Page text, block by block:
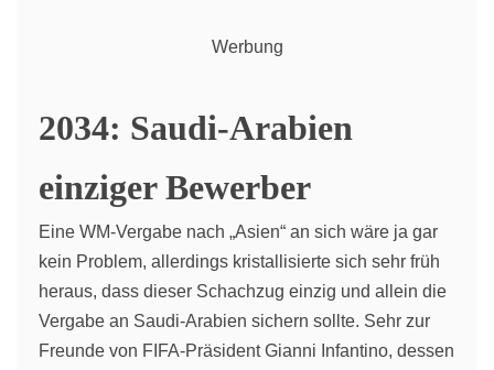
Werbung
2034: Saudi-Arabien
einziger Bewerber
Eine WM-Vergabe nach „Asien“ an sich wäre ja gar
kein Problem, allerdings kristallisierte sich sehr früh
heraus, dass dieser Schachzug einzig und allein die
Vergabe an Saudi-Arabien sichern sollte. Sehr zur
Freunde von FIFA-Präsident Gianni Infantino, dessen